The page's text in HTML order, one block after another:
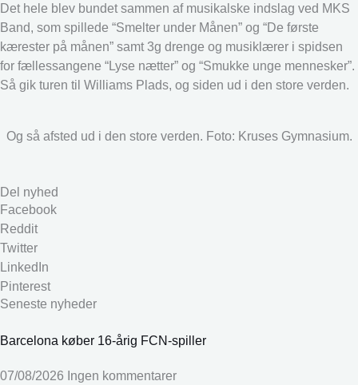
Det hele blev bundet sammen af musikalske indslag ved MKS
Band, som spillede “Smelter under Månen” og “De første
kærester på månen” samt 3g drenge og musiklærer i spidsen
for fællessangene “Lyse nætter” og “Smukke unge mennesker”.
Så gik turen til Williams Plads, og siden ud i den store verden.
Og så afsted ud i den store verden. Foto: Kruses Gymnasium.
Del nyhed
Facebook
Reddit
Twitter
LinkedIn
Pinterest
Seneste nyheder
Barcelona køber 16-årig FCN-spiller
07/08/2026 Ingen kommentarer